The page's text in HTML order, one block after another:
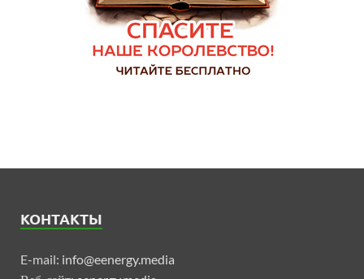
КОНТАКТЫ
E-mail: info@eenergy.media